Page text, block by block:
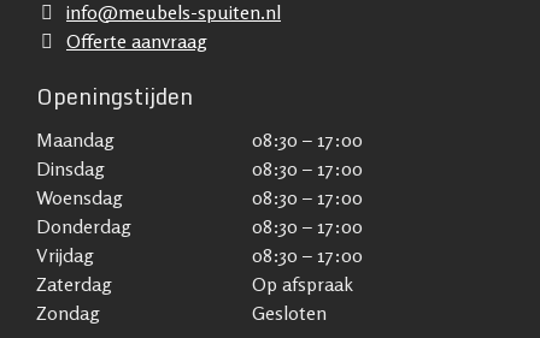
info@meubels-spuiten.nl
Offerte aanvraag
Openingstijden
Maandag
08:30 – 17:00
Dinsdag
08:30 – 17:00
Woensdag
08:30 – 17:00
Donderdag
08:30 – 17:00
Vrijdag
08:30 – 17:00
Zaterdag
Op afspraak
Zondag
Gesloten